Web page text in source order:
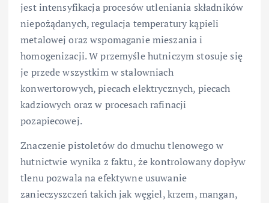
jest intensyfikacja procesów utleniania składników
niepożądanych, regulacja temperatury kąpieli
metalowej oraz wspomaganie mieszania i
homogenizacji. W przemyśle hutniczym stosuje się
je przede wszystkim w stalowniach
konwertorowych, piecach elektrycznych, piecach
kadziowych oraz w procesach rafinacji
pozapiecowej.
Znaczenie pistoletów do dmuchu tlenowego w
hutnictwie wynika z faktu, że kontrolowany dopływ
tlenu pozwala na efektywne usuwanie
zanieczyszczeń takich jak węgiel, krzem, mangan,